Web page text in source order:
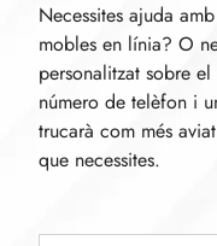
Necessites ajuda
mobles en línia? O
personalitzat sobre
número de telèfon i
trucarà com més
que necessites.